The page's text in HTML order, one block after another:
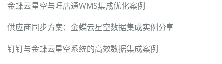
金蝶云星空与旺店通WMS集成优化案例
供应商同步方案：金蝶云星空数据集成实例分享
钉钉与金蝶云星空系统的高效数据集成案例